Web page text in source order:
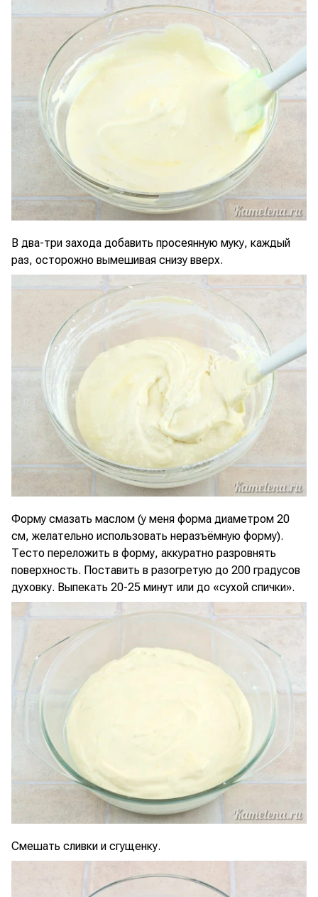
В два-три захода добавить просеянную муку, каждый
раз, осторожно вымешивая снизу вверх.
Форму смазать маслом (у меня форма диаметром 20
см, желательно использовать неразъёмную форму).
Тесто переложить в форму, аккуратно разровнять
поверхность. Поставить в разогретую до 200 градусов
духовку. Выпекать 20-25 минут или до «сухой спички».
Смешать сливки и сгущенку.